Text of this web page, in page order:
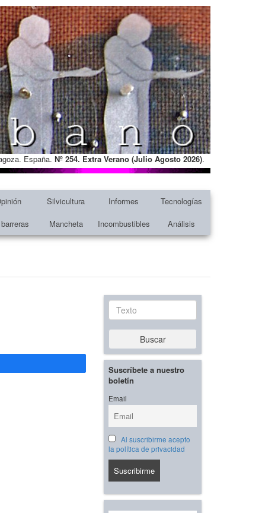
España. Nº 254. Extra Verano (Julio Agosto 2026).
Silvicultura Informes
Tecnologías
Mancheta Incombustibles Análisis
Texto
Buscar
Suscríbete a nuestro
boletín
Email
Al suscribirme acepto
la política de privacidad